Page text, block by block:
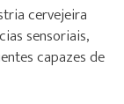
cervejeira
sensoriais,
capazes de